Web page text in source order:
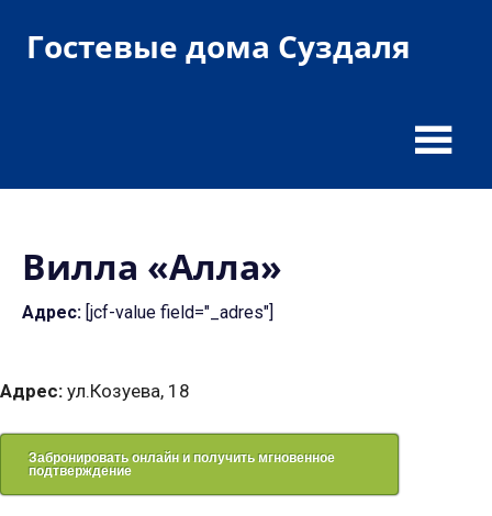
Гостевые дома Суздаля
Вилла «Алла»
Адрес: [jcf-value field="_adres"]
Адрес: ул.Козуева, 18
Забронировать онлайн и получить мгновенное
подтверждение